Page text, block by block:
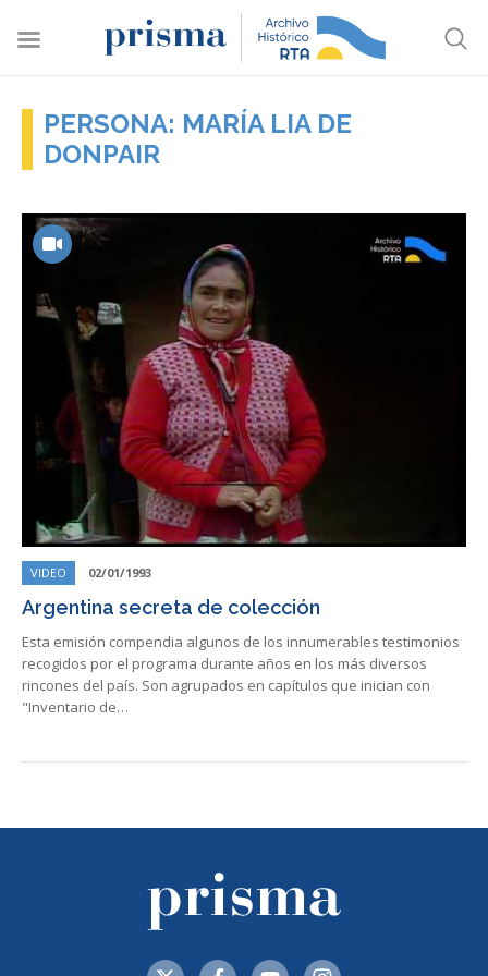
PERSONA: MARÍA LIA DE
DONPAIR
VIDEO 02/01/1993
Argentina secreta de colección
Esta emisión compendia algunos de los innumerables testimonios
recogidos por el programa durante años en los más diversos
rincones del país. Son agrupados en capítulos que inician con
"Inventario de…